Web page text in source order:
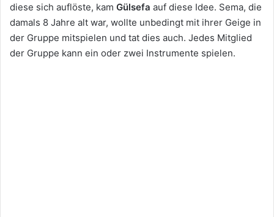
diese sich auflöste, kam Gülsefa auf diese Idee. Sema, die
damals 8 Jahre alt war, wollte unbedingt mit ihrer Geige in
der Gruppe mitspielen und tat dies auch. Jedes Mitglied
der Gruppe kann ein oder zwei Instrumente spielen.